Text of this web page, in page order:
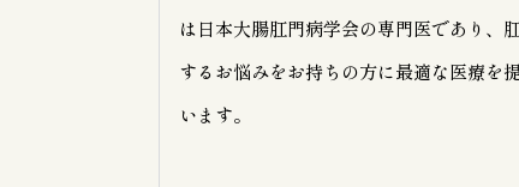
は日本大腸肛門病学会の専門医であり、
するお悩みをお持ちの方に最適な医療を
います。